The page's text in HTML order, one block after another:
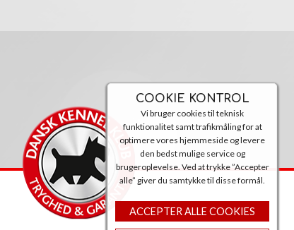
COOKIE KONTROL
Vi bruger cookies til teknisk
funktionalitet samt trafikmåling for at
optimere vores hjemmeside og levere
den bedst mulige service og
brugeroplevelse. Ved at trykke ”Accepter
alle” giver du samtykke til disse formål.
ACCEPTER ALLE COOKIES